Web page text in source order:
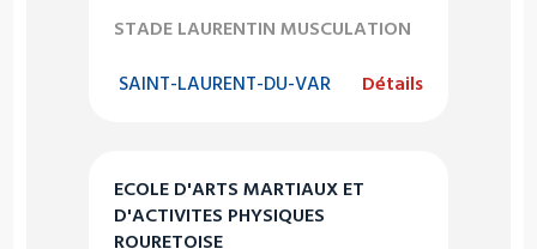
STADE LAURENTIN MUSCULATION
SAINT-LAURENT-DU-VAR Détails
ECOLE D'ARTS MARTIAUX ET
D'ACTIVITES PHYSIQUES
ROURETOISE